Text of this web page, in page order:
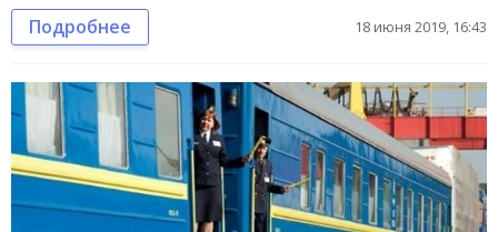
Подробнее 18 июня 2019, 16:43